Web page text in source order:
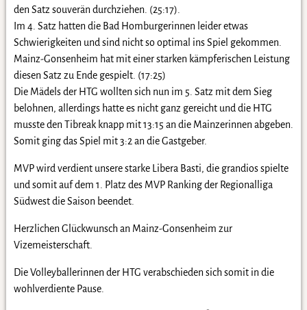
den Satz souverän durchziehen. (25:17).
Im 4. Satz hatten die Bad Homburgerinnen leider etwas
Schwierigkeiten und sind nicht so optimal ins Spiel gekommen.
Mainz-Gonsenheim hat mit einer starken kämpferischen Leistung
diesen Satz zu Ende gespielt. (17:25)
Die Mädels der HTG wollten sich nun im 5. Satz mit dem Sieg
belohnen, allerdings hatte es nicht ganz gereicht und die HTG
musste den Tibreak knapp mit 13:15 an die Mainzerinnen abgeben.
Somit ging das Spiel mit 3:2 an die Gastgeber.
MVP wird verdient unsere starke Libera Basti, die grandios spielte
und somit auf dem 1. Platz des MVP Ranking der Regionalliga
Südwest die Saison beendet.
Herzlichen Glückwunsch an Mainz-Gonsenheim zur
Vizemeisterschaft.
Die Volleyballerinnen der HTG verabschieden sich somit in die
wohlverdiente Pause.